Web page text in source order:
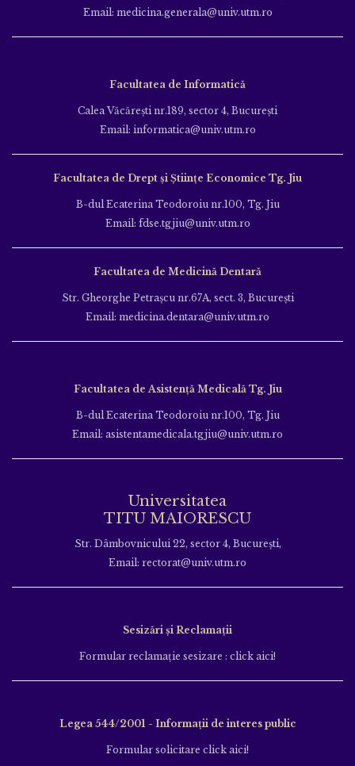
Email: medicina.generala@univ.utm.ro
Facultatea de Informatică
Calea Văcăreşti nr.189, sector 4, Bucureşti
Email: informatica@univ.utm.ro
Facultatea de Drept și Științe Economice Tg. Jiu
B-dul Ecaterina Teodoroiu nr.100, Tg. Jiu
Email: fdse.tgjiu@univ.utm.ro
Facultatea de Medicină Dentară
Str. Gheorghe Petraşcu nr.67A, sect. 3, Bucureşti
Email: medicina.dentara@univ.utm.ro
Facultatea de Asistență Medicală Tg. Jiu
B-dul Ecaterina Teodoroiu nr.100, Tg. Jiu
Email: asistentamedicala.tgjiu@univ.utm.ro
Universitatea
TITU MAIORESCU
Str. Dâmbovnicului 22, sector 4, București,
Email: rectorat@univ.utm.ro
Sesizări și Reclamații
Formular reclamație sesizare : click aici!
Legea 544/2001 - Informații de interes public
Formular solicitare click aici!